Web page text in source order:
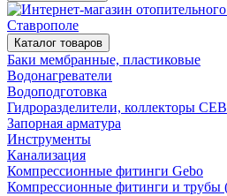
Каталог товаров
Баки мембранные, пластиковые
Водонагреватели
Водоподготовка
Гидроразделители, коллекторы
Запорная арматура
Инструменты
Канализация
Компрессионные фитинги Gebo
Компрессионные фитинги и